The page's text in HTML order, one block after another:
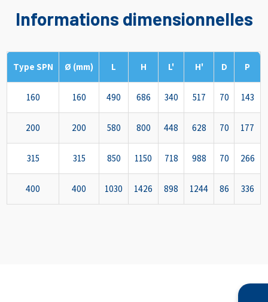
Informations dimensionnelles
Type SPN Ø (mm) L H L' H' D P
160 160 490 686 340 517 70 143
200 200 580 800 448 628 70 177
315 315 850 1150 718 988 70 266
400 400 1030 1426 898 1244 86 336